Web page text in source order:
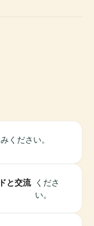
ください。
と交流 くださ
い。